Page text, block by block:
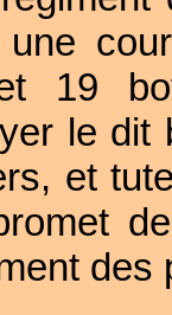
19
le dit
et
des